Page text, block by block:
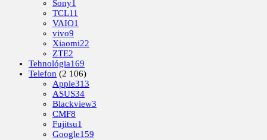
Sony1
TCL11
VAIO1
vivo9
Xiaomi22
ZTE2
Tehnológia169
Telefon (2 106)
Apple313
ASUS34
Blackview3
CMF8
Fujitsu1
Google159